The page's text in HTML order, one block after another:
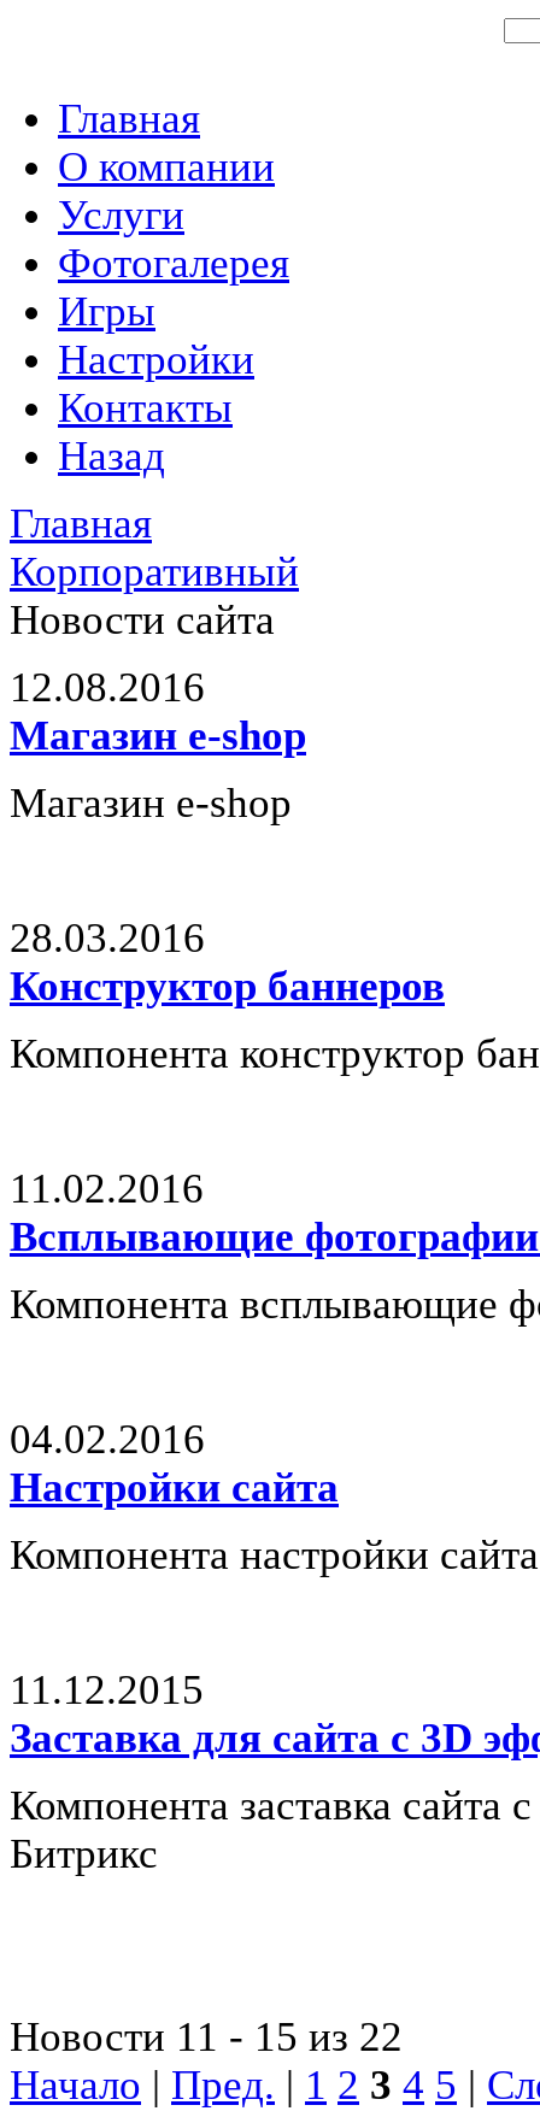
Главная
О компании
Услуги
Фотогалерея
Игры
Настройки
Контакты
Назад
Главная
Корпоративный
Новости сайта
12.08.2016
Mагазин e-shop
Mагазин e-shop
28.03.2016
Конструктор баннеров
Компонента конструктор
11.02.2016
Всплывающие
Компонента всплывающие
04.02.2016
Настройки сайта
Компонента настройки
11.12.2015
Заставка для сайта с 3D
Компонента заставка сайта
Битрикс
Новости 11 - 15 из 22
Начало | Пред. | 1 2 3 4 5 |